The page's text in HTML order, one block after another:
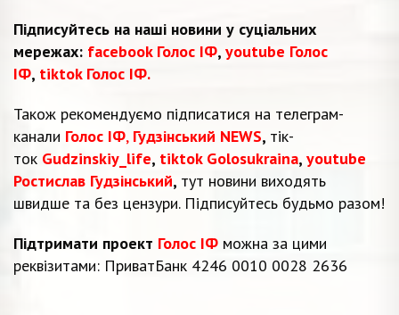
Підписуйтесь на наші новини у суціальних
мережах: facebook Голос ІФ, youtube Голос
ІФ, tiktok Голос ІФ.
Також рекомендуємо підписатися на телеграм-
канали Голос ІФ, Гудзінський NEWS, тік-
ток Gudzinskiy_life, tiktok Golosukraina, youtube
Ростислав Гудзінський, тут новини виходять
швидше та без цензури. Підписуйтесь будьмо разом!
Підтримати проект Голос ІФ можна за цими
реквізитами: ПриватБанк 4246 0010 0028 2636